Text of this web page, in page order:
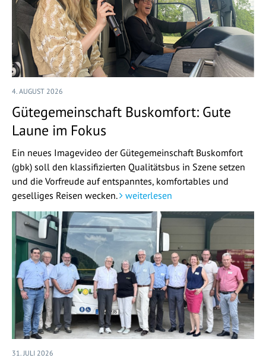
4. AUGUST 2026
Gütegemeinschaft Buskomfort: Gute
Laune im Fokus
Ein neues Imagevideo der Gütegemeinschaft Buskomfort
(gbk) soll den klassifizierten Qualitätsbus in Szene setzen
und die Vorfreude auf entspanntes, komfortables und
geselliges Reisen wecken.
weiterlesen
31. JULI 2026